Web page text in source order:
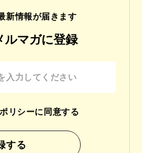
新情報が届きます
ルマガに登録
リシーに同意する